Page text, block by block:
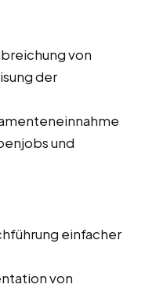
von
der
und
einfacher
von